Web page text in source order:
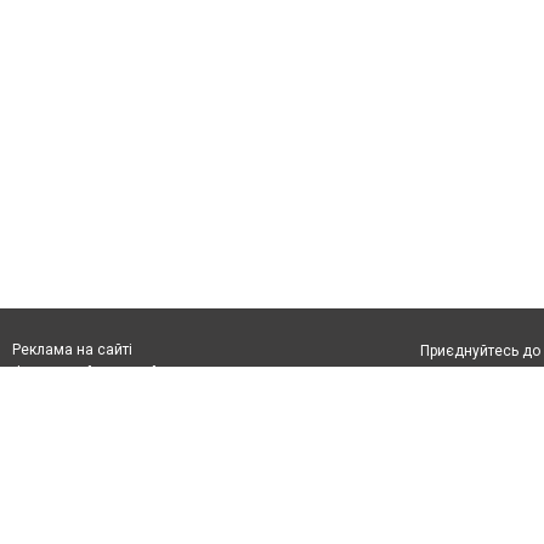
Реклама на сайті
Франшиза "CitySites"
Приєднуйтесь до